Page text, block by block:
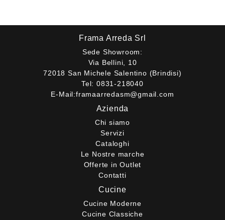
Frama Arreda Srl
Sede Showroom:
Via Bellini, 10
72018 San Michele Salentino (Brindisi)
Tel: 0831-218040
E-Mail:framaarredasm@gmail.com
Azienda
Chi siamo
Servizi
Cataloghi
Le Nostre marche
Offerte in Outlet
Contatti
Cucine
Cucine Moderne
Cucine Classiche